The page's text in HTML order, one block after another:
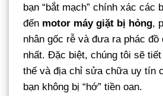
bạn “bắt mạch” chính xác các
đến motor máy giặt bị hỏng,
nhân gốc rễ và đưa ra phác đồ
nhất. Đặc biệt, chúng tôi sẽ
thế và địa chỉ sửa chữa uy tín
bạn không bị “hớ” tiền oan.